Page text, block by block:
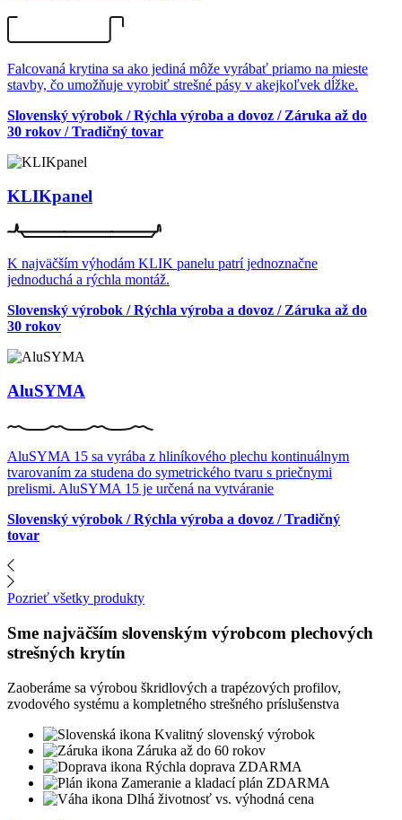
Falcovaná krytina sa ako jediná môže vyrábať priamo na mieste
stavby, čo umožňuje vyrobiť strešné pásy v akejkoľvek dĺžke.
Slovenský výrobok / Rýchla výroba a dovoz / Záruka až do
30 rokov / Tradičný tovar
KLIKpanel
K najväčším výhodám KLIK panelu patrí jednoznačne
jednoduchá a rýchla montáž.
Slovenský výrobok / Rýchla výroba a dovoz / Záruka až do
30 rokov
AluSYMA
AluSYMA 15 sa vyrába z hliníkového plechu kontinuálnym
tvarovaním za studena do symetrického tvaru s priečnymi
prelismi. AluSYMA 15 je určená na vytváranie
Slovenský výrobok / Rýchla výroba a dovoz / Tradičný
tovar
Pozrieť všetky produkty
Sme najväčším slovenským výrobcom plechových
strešných krytín
Zaoberáme sa výrobou škridlových a trapézových profilov,
zvodového systému a kompletného strešného príslušenstva
Kvalitný slovenský výrobok
Záruka až do 60 rokov
Rýchla doprava ZDARMA
Zameranie a kladací plán ZDARMA
Dlhá životnosť vs. výhodná cena